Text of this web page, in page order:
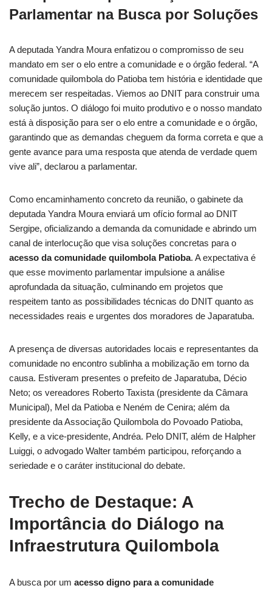
Parlamentar na Busca por Soluções
A deputada Yandra Moura enfatizou o compromisso de seu
mandato em ser o elo entre a comunidade e o órgão federal. “A
comunidade quilombola do Patioba tem história e identidade que
merecem ser respeitadas. Viemos ao DNIT para construir uma
solução juntos. O diálogo foi muito produtivo e o nosso mandato
está à disposição para ser o elo entre a comunidade e o órgão,
garantindo que as demandas cheguem da forma correta e que a
gente avance para uma resposta que atenda de verdade quem
vive ali”, declarou a parlamentar.
Como encaminhamento concreto da reunião, o gabinete da
deputada Yandra Moura enviará um ofício formal ao DNIT
Sergipe, oficializando a demanda da comunidade e abrindo um
canal de interlocução que visa soluções concretas para o
acesso da comunidade quilombola Patioba. A expectativa é
que esse movimento parlamentar impulsione a análise
aprofundada da situação, culminando em projetos que
respeitem tanto as possibilidades técnicas do DNIT quanto as
necessidades reais e urgentes dos moradores de Japaratuba.
A presença de diversas autoridades locais e representantes da
comunidade no encontro sublinha a mobilização em torno da
causa. Estiveram presentes o prefeito de Japaratuba, Décio
Neto; os vereadores Roberto Taxista (presidente da Câmara
Municipal), Mel da Patioba e Neném de Cenira; além da
presidente da Associação Quilombola do Povoado Patioba,
Kelly, e a vice-presidente, Andréa. Pelo DNIT, além de Halpher
Luiggi, o advogado Walter também participou, reforçando a
seriedade e o caráter institucional do debate.
Trecho de Destaque: A
Importância do Diálogo na
Infraestrutura Quilombola
A busca por um acesso digno para a comunidade